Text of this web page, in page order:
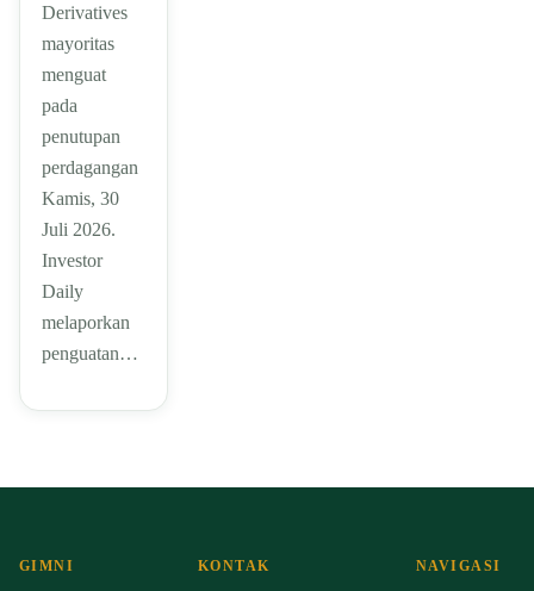
Derivatives
mayoritas
menguat
pada
penutupan
perdagangan
Kamis, 30
Juli 2026.
Investor
Daily
melaporkan
penguatan…
GIMNI KONTAK NAVIGASI